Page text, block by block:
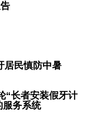
民慎防中暑
“长者安装假牙计
服务系统